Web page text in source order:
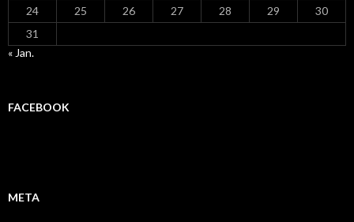
24
25 26 27 28 29
30
31
« Jan.
FACEBOOK
META